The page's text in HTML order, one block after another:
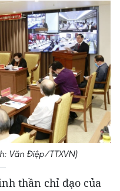
Văn Điệp/TTXVN)
thần chỉ đạo của